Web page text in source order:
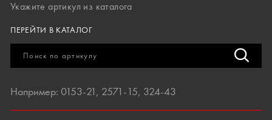
Укажите артикул из каталога
ПЕРЕЙТИ В КАТАЛОГ
Поиск по артикулу
Например: 0153-21, 2571-15, 324-43